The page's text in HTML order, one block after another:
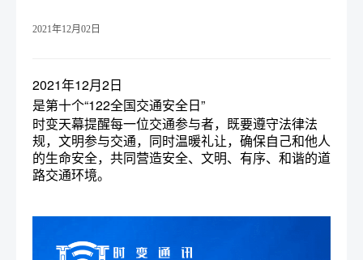
2021年12月02日
2021年12月2日
是第十个“122全国交通安全日”
时变天幕提醒每一位交通参与者，既要遵守法律法
规，文明参与交通，同时温暖礼让，确保自己和他人
的生命安全，共同营造安全、文明、有序、和谐的道
路交通环境。